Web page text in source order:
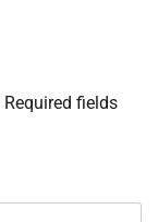
Required fields